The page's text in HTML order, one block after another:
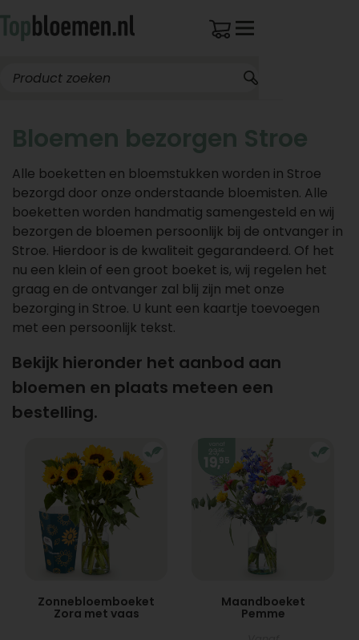
Bloemen bezorgen Stroe
Alle boeketten en bloemstukken worden in Stroe
bezorgd door onze onderstaande bloemisten. Alle
boeketten worden handmatig samengesteld en wij
bezorgen de bloemen persoonlijk bij de ontvanger in
Stroe. Hierdoor is de kwaliteit gegarandeerd. Of het
nu een klein of een groot boeket is, wij regelen het
graag en de ontvanger zal blij zijn met onze
bezorging in Stroe. U kunt een kaartje toevoegen
met een persoonlijk tekst.
Bekijk hieronder het aanbod aan
bloemen en plaats meteen een
bestelling.
Zonnebloemboeket
Zora met vaas
Maandboeket
Pemme